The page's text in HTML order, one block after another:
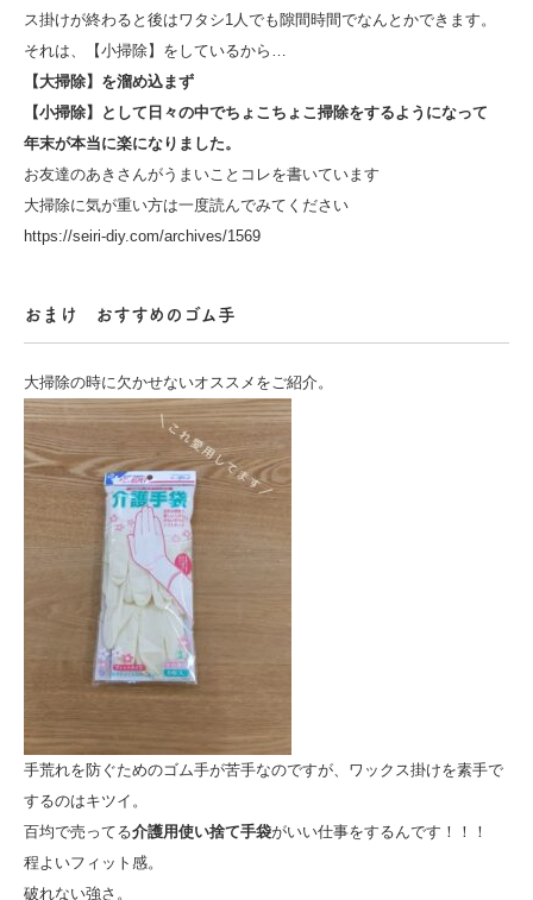
ス掛けが終わると後はワタシ1人でも隙間時間でなんとかできます。
それは、【小掃除】をしているから…
【大掃除】を溜め込まず
【小掃除】として日々の中でちょこちょこ掃除をするようになって
年末が本当に楽になりました。
お友達のあきさんがうまいことコレを書いています
大掃除に気が重い方は一度読んでみてください
https://seiri-diy.com/archives/1569
おまけ おすすめのゴム手
大掃除の時に欠かせないオススメをご紹介。
手荒れを防ぐためのゴム手が苦手なのですが、ワックス掛けを素手で
するのはキツイ。
百均で売ってる介護用使い捨て手袋がいい仕事をするんです！！！
程よいフィット感。
破れない強さ。